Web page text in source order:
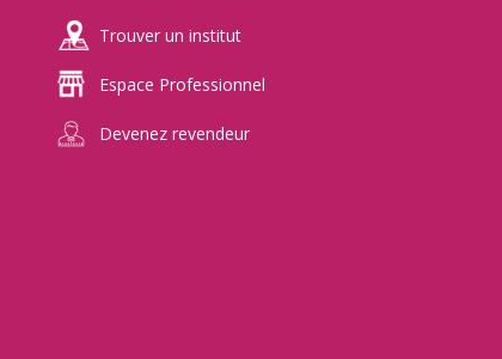
Trouver un institut
Espace Professionnel
Devenez revendeur